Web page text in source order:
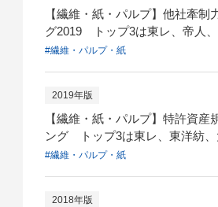
【繊維・紙・パルプ】他社牽制
グ2019 トップ3は東レ、帝人
#繊維・パルプ・紙
2019年版
【繊維・紙・パルプ】特許資産
ング トップ3は東レ、東洋紡
#繊維・パルプ・紙
2018年版